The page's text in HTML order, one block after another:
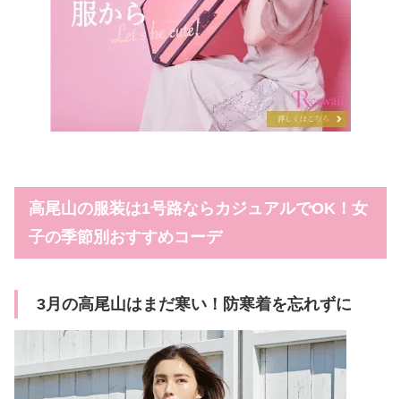
高尾山の服装は1号路ならカジュアルでOK！女
子の季節別おすすめコーデ
3月の高尾山はまだ寒い！防寒着を忘れずに